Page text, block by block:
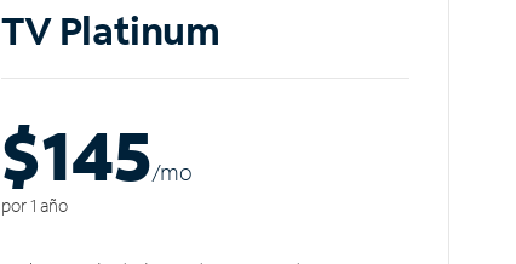
TV Platinum
$145/mo
por 1 año